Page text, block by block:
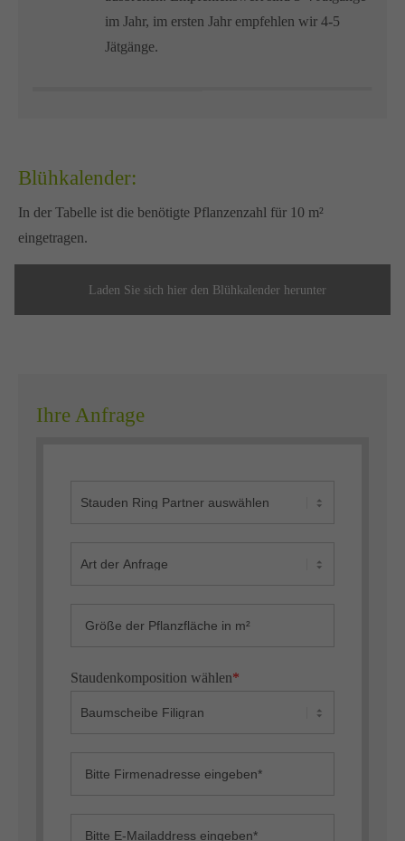
im Jahr, im ersten Jahr empfehlen wir 4-5
Jätgänge.
Blühkalender:
In der Tabelle ist die benötigte Pflanzenzahl für 10 m²
eingetragen.
Laden Sie sich hier den Blühkalender herunter
Ihre Anfrage
Staudenkomposition wählen*